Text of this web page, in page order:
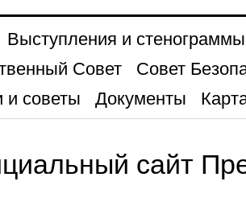
Выступления и стенограммы
Совет
Совет
и советы
Документы
сайт